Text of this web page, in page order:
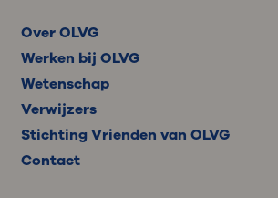
Over OLVG
Werken bij OLVG
Wetenschap
Verwijzers
Stichting Vrienden van OLVG
Contact